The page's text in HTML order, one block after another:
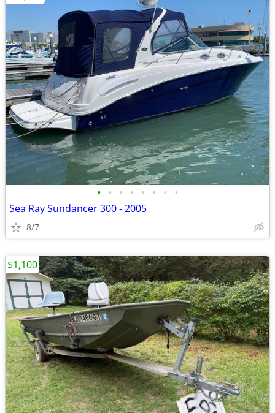
• • • • • • • •
Sea Ray Sundancer 300 - 2005
8/7
$1,100